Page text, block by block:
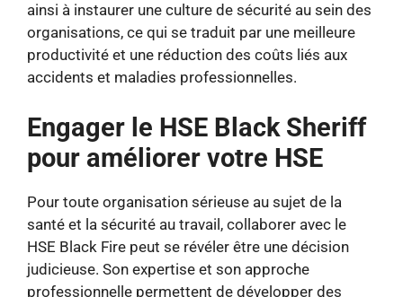
ainsi à instaurer une culture de sécurité au sein des
organisations, ce qui se traduit par une meilleure
productivité et une réduction des coûts liés aux
accidents et maladies professionnelles.
Engager le HSE Black Sheriff
pour améliorer votre HSE
Pour toute organisation sérieuse au sujet de la
santé et la sécurité au travail, collaborer avec le
HSE Black Fire peut se révéler être une décision
judicieuse. Son expertise et son approche
professionnelle permettent de développer des